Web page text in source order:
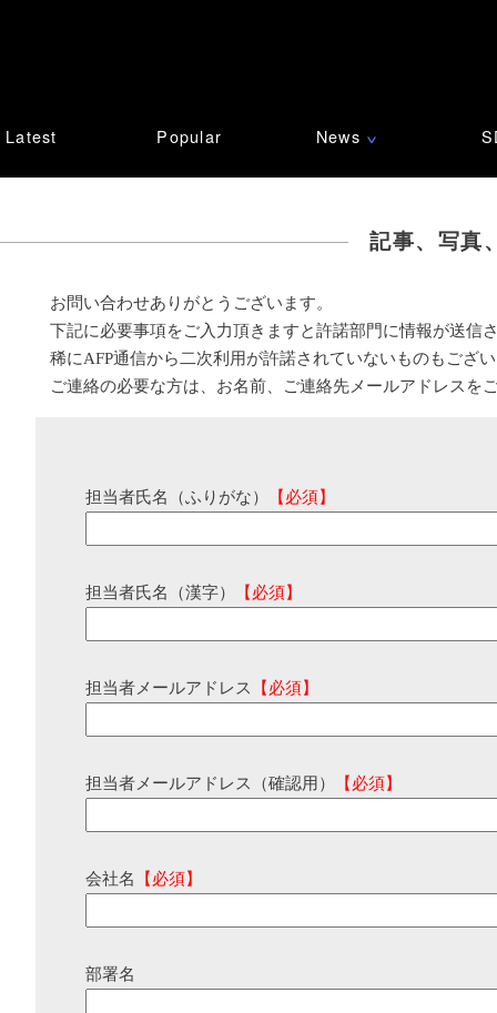
Latest Popular News ∨
記事、写真
お問い合わせありがとうございます。
下記に必要事項をご入力頂きますと許諾部門に情報が送信
稀にAFP通信から二次利用が許諾されていないものもござ
ご連絡の必要な方は、お名前、ご連絡先メールアドレスを
担当者氏名（ふりがな） 【必須】
担当者氏名（漢字） 【必須】
担当者メールアドレス 【必須】
担当者メールアドレス（確認用） 【必須】
会社名 【必須】
部署名